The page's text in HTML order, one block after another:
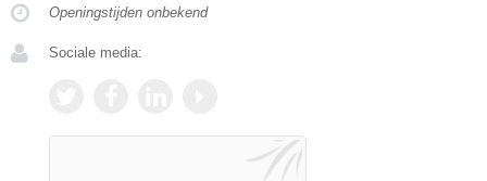
Openingstijden onbekend
Sociale media: